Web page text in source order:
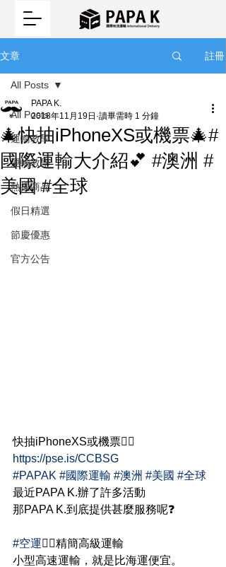
文章 註冊
All Posts
運輸教學
運輸教學
熱搜商品
假日精選
節慶優惠
官方公告
All Posts
🎄快抽iPhoneXS或機票🎄#
國際運輸大介紹💕 #澳洲 #
美國 #全球
PAPA K.
2018年11月19日 讀畢需時 1 分鐘
快抽iPhoneXS或機票👉🏻
https://pse.is/CCBSG
#PAPAK #國際運輸 #澳洲 #美國 #全球
最近PAPA K.辦了許多活動
那PAPA K.到底提供甚麼服務呢❓
#空運👉🏻精簡高級運輸
小型高速運輸，就是比海運便宜。